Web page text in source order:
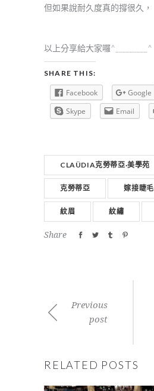
但如果說耐久度真的撐很久，
以上分享給大家囉^_________^
SHARE THIS:
Facebook Google
Skype
Email
CLAÜDIA克勞蒂亞·美學苑
克勞蒂亞 嫁接睫毛
紋眉 紋繡
Share
Previous
post
RELATED POSTS